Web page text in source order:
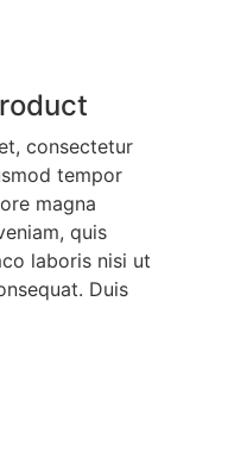
consectetur
tempor
magna
quis
laboris nisi ut
Duis